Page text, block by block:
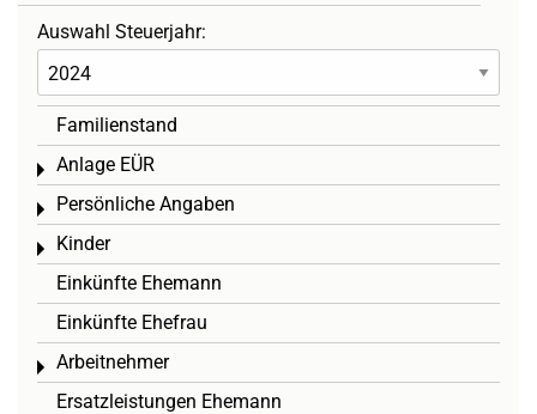
Auswahl Steuerjahr:
Familienstand
Anlage EÜR
Toggle menu
Persönliche Angaben
Toggle menu
Kinder
Toggle menu
Einkünfte Ehemann
Einkünfte Ehefrau
Arbeitnehmer
Toggle menu
Ersatzleistungen Ehemann